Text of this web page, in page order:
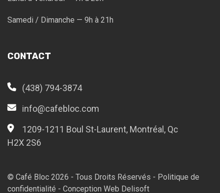
Samedi / Dimanche — 9h à 21h
CONTACT
(438) 794-3874
info@cafebloc.com
1209-1211 Boul St-Laurent, Montréal, Qc
H2X 2S6
© Café Bloc 2026 - Tous Droits Réservés - Politique de
confidentialité - Conception Web Delisoft